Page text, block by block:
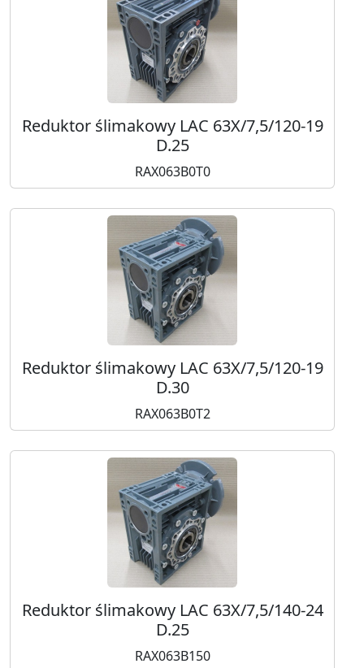
Reduktor ślimakowy LAC 63X/7,5/120-19
D.25
RAX063B0T0
Reduktor ślimakowy LAC 63X/7,5/120-19
D.30
RAX063B0T2
Reduktor ślimakowy LAC 63X/7,5/140-24
D.25
RAX063B150